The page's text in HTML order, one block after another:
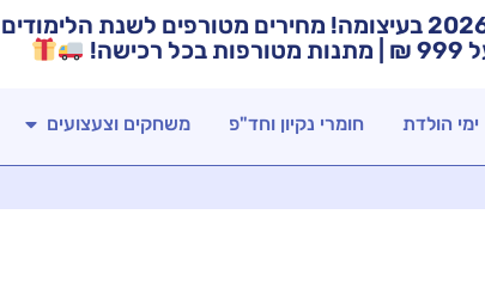
תערוכת פלייס קידס 2026 בעיצומה! מחירים מטורפים לשנת הלימודים
ימי הולדת חומרי נקיון וחד"פ משחקים וצעצועים